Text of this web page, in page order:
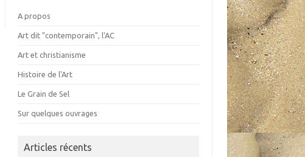
A propos
Art dit "contemporain", l'AC
Art et christianisme
Histoire de l'Art
Le Grain de Sel
Sur quelques ouvrages
Articles récents